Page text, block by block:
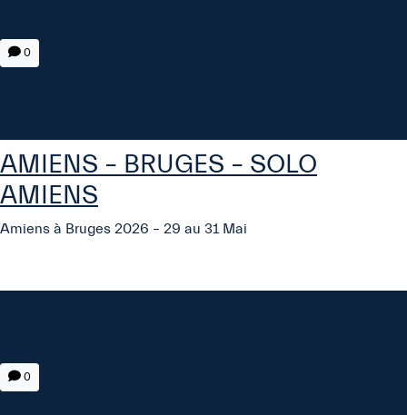
0
AMIENS – BRUGES – SOLO
AMIENS
Amiens à Bruges 2026 – 29 au 31 Mai
0